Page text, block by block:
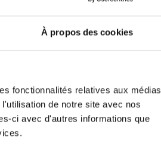
À propos des cookies
fonctionnalités relatives aux médias
de notre site avec nos
ci avec d'autres informations que